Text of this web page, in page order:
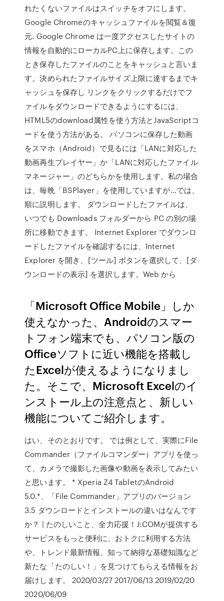
れたくないファイルはスイッチをオフにします。
Google Chromeのキャッシュファイルを閲覧＆復
元. Google Chrome は一度アクセスしたサイトの
情報を自動的にローカルPC上に保存します。この
とき保存したファイルのことをキャッシュと言いま
す。決められたファイルサイズ上限に達するまでキ
ャッシュを保存し リンクをクリックするだけでフ
ァイルをダウンロードできるようにするには、
HTML5のdownload属性を使う方法とJavaScriptコ
ードを使う方法がある。 パソコンに保存した動画
をスマホ（Android）で見るには「LANに対応した
動画再生プレイヤー」か「LANに対応したファイル
マネージャー」のどちらかを使用します。私の場合
は、毎晩「BSPlayer」を使用していますが…では、
順に説明します。 ダウンロードしたファイルは、
いつでも Downloads フォルダーから PC の別の場
所に移動できます。 Internet Explorer でダウンロ
ードしたファイルを確認するには、Internet
Explorer を開き、[ツール] ボタンを選択して、[ダ
ウンロードの表示] を選択します。Web から
「Microsoft Office Mobile」しか
使えなかった、Androidのスマー
トフォン端末でも、パソコン版の
Officeソフトに近い機能を搭載し
たExcelが使えるようになりまし
た。そこで、Microsoft Excelのイ
ンストール上の注意点と、新しい
機能についてご紹介します。
はい、そのとおりです。 では例として、実際にFile
Commander（ファイルコマンダー）アプリを使っ
て、カメラで撮影した画像や動画を表示してみたい
と思います。 * Xperia Z4 TabletのAndroid
5.0.*、「File Commander」アプリのバージョン
3.5 ダウンロードとインストールの違いはなんです
か？ | たのしいこと、全力応援！J:COMが提供する
サービスをもっと便利に、おトクに利用する方法
や、トレンド最新情報、知って納得な基礎知識など
新たな「たのしい！」を見つけてもらえる情報をお
届けします。 2020/03/27 2017/06/13 2019/02/20
2020/06/09